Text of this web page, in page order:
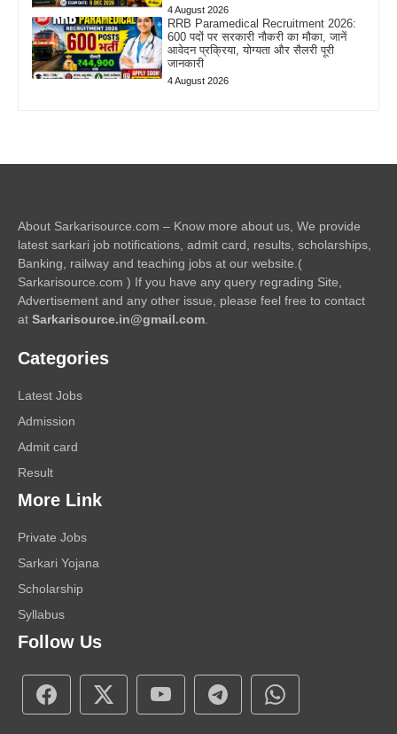
4 August 2026
RRB Paramedical Recruitment 2026:
600 पदों पर सरकारी नौकरी का मौका, जानें
आवेदन प्रक्रिया, योग्यता और सैलरी पूरी
जानकारी
4 August 2026
About Sarkarisource.com – Know more about us, We provide
latest sarkari job notifications, admit card, results, scholarships,
Banking, railway and teaching jobs at our website.(
Sarkarisource.com ) If you have any query regrading Site,
Advertisement and any other issue, please feel free to contact
at Sarkarisource.in@gmail.com
Categories
Latest Jobs
Admission
Admit card
Result
More Link
Private Jobs
Sarkari Yojana
Scholarship
Syllabus
Follow Us